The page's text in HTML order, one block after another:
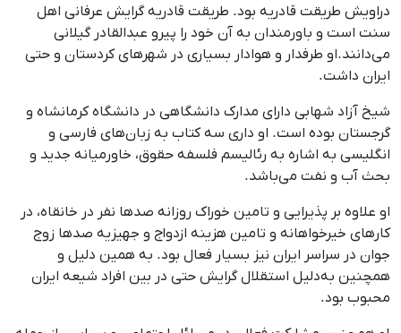
دراویش طریقت قادریه بود. طریقت قادریه گرایش عرفانی اهل
سنت است و باورمندان به آن خود را پیرو عبدالقادر گیلانی
می‌دانند.او طرفدار و هوادار بسیاری در شهرهای کردستان و حتی
ایران داشت.
شیخ آزاد شهابی دارای مدارک دانشگاهی در دانشگاه کرمانشاه و
گرجستان بوده است. او داری سه کتاب به زبان‌های فارسی و
انگلیسی به اشاره به رئالیسم فلسفه حقوق، خاورمیانه جدید و
بحث آب و نفت می‌باشد.
او علاوه بر پذیرایی و تامین خوراک روزانه صدها نفر در خانقاه، در
کارهای خیرخواهانه و تامین هزینه ازدواج و جهیزیه صدها زوج
جوان در سراسر ایران نیز بسیار فعال بود. به ‌همین دلیل و
همچنین به‌دلیل استقلال گرایش حتی در بین افراد شیعه ایران
محبوب بود.